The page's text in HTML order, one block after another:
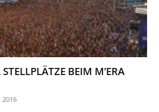
BEIM M’ERA
2016